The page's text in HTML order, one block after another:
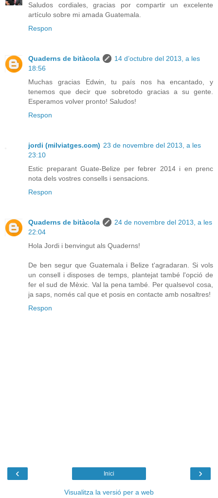
Saludos cordiales, gracias por compartir un excelente
artículo sobre mi amada Guatemala.
Respon
Quaderns de bitàcola
14 d’octubre del 2013, a les
18:56
Muchas gracias Edwin, tu país nos ha encantado, y
tenemos que decir que sobretodo gracias a su gente.
Esperamos volver pronto! Saludos!
Respon
jordi (milviatges.com) 23 de novembre del 2013, a les
23:10
Estic preparant Guate-Belize per febrer 2014 i en prenc
nota dels vostres consells i sensacions.
Respon
Quaderns de bitàcola
24 de novembre del 2013, a les
22:04
Hola Jordi i benvingut als Quaderns!
De ben segur que Guatemala i Belize t'agradaran. Si vols
un consell i disposes de temps, plantejat també l'opció de
fer el sud de Mèxic. Val la pena també. Per qualsevol cosa,
ja saps, només cal que et posis en contacte amb nosaltres!
Respon
‹ ›
Inici
Visualitza la versió per a web